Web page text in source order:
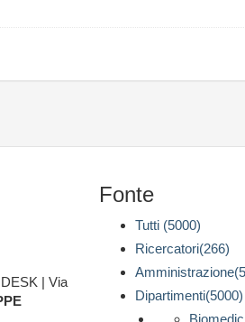
| Via
Fonte
Tutti (5000)
Ricercatori(266)
Dipartimenti(5000)